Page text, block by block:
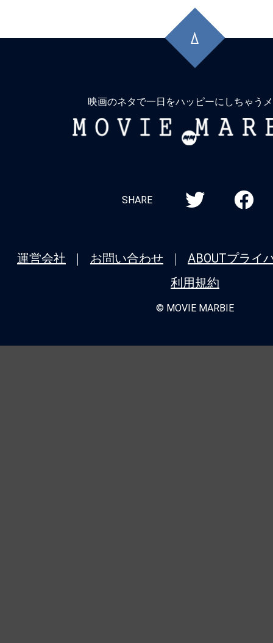
頭
に
映画のネタで一日をハッピーにしちゃう
MOVIE
SHARE
運営会社 お問い合わせ ABOUTプライ
利用規約
© MOVIE MARBIE